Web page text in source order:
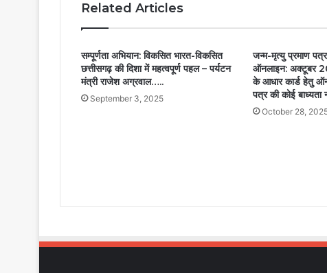
Related Articles
सम्पूर्णता अभियान: विकसित भारत-विकसित
छत्तीसगढ़ की दिशा में महत्वपूर्ण पहल – पर्यटन
मंत्री राजेश अग्रवाल…..
September 3, 2025
जन्म-मृत्यु प्रमाण
ऑनलाइन: अक्टूबर
के आधार कार्ड हेतु
पत्र की कोई बाध्यता
October 28,